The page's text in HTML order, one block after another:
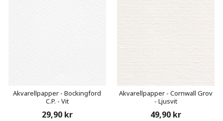
Akvarellpapper - Bockingford
C.P. - Vit
29,90 kr
Akvarellpapper - Cornwall Grov
- Ljusvit
49,90 kr